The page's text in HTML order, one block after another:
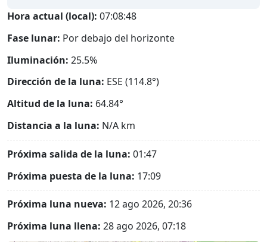
Hora actual (local): 07:08:49
Fase lunar: Por debajo del horizonte
Iluminación: 25.5%
Dirección de la luna: ESE (114.8°)
Altitud de la luna: 64.84°
Distancia a la luna: N/A km
Próxima salida de la luna: 01:47
Próxima puesta de la luna: 17:09
Próxima luna nueva: 12 ago 2026, 20:36
Próxima luna llena: 28 ago 2026, 07:18